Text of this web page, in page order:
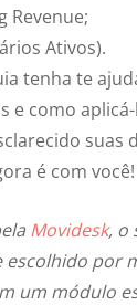
Revenue;
Ativos).
tenha te
e como
suas
é com
Movidesk, o
por
um módulo